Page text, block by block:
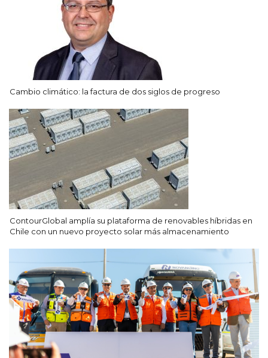
Cambio climático: la factura de dos siglos de progreso
ContourGlobal amplía su plataforma de renovables híbridas en
Chile con un nuevo proyecto solar más almacenamiento